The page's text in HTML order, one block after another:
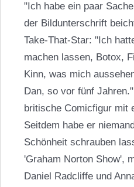
"Ich habe ein paar
der Bildunterschrift
Take-That-Star: "Ich
machen lassen, Botox,
Kinn, was mich
Dan, so vor fünf
britische Comicfigur mit
Seitdem habe er
Schönheit schrauben
'Graham Norton Show',
Daniel Radcliffe und